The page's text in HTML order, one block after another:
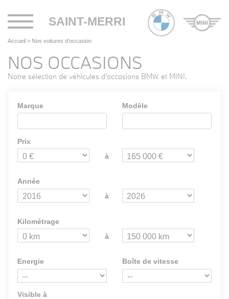
SAINT-MERRI
Toggle
navigation
Accueil > Nos voitures d'occasion
NOS OCCASIONS
Notre sélection de véhicules d'occasions BMW et MINI.
Marque Modèle
Prix
à
Année
à
Kilométrage
à
Energie Boîte de vitesse
Visible à